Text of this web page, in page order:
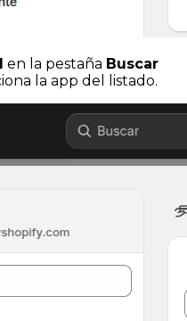
en la pestaña Buscar
la app del listado.